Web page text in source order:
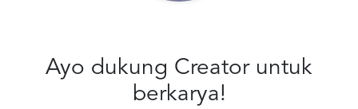
Ayo dukung Creator untuk
berkarya!